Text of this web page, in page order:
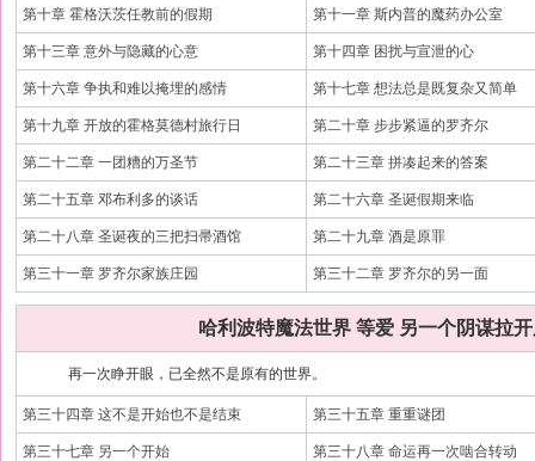
第十章 霍格沃茨任教前的假期 第十一章 斯内普的魔药办公室
第十三章 意外与隐藏的心意 第十四章 困扰与宣泄的心
第十六章 争执和难以掩埋的感情 第十七章 想法总是既复杂又简单
第十九章 开放的霍格莫德村旅行日 第二十章 步步紧逼的罗齐尔
第二十二章 一团糟的万圣节 第二十三章 拼凑起来的答案
第二十五章 邓布利多的谈话 第二十六章 圣诞假期来临
第二十八章 圣诞夜的三把扫帚酒馆 第二十九章 酒是原罪
第三十一章 罗齐尔家族庄园 第三十二章 罗齐尔的另一面
哈利波特魔法世界 等爱 另一个阴谋拉
再一次睁开眼，已全然不是原有的世界。
第三十四章 这不是开始也不是结束 第三十五章 重重谜团
第三十七章 另一个开始 第三十八章 命运再一次啮合转动